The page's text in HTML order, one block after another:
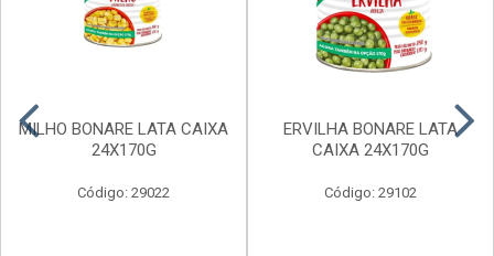
MILHO BONARE LATA CAIXA
24X170G
Código: 29022
ERVILHA BONARE LATA
CAIXA 24X170G
Código: 29102